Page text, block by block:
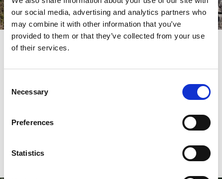
our social media, advertising and analytics partners who
may combine it with other information that you’ve
provided to them or that they’ve collected from your use
of their services.
Selection
Necessary
Preferences
Statistics
Farbenfrohe Designunterkunft
– Lådfabriken, Edshultshall
Schon bei Ihrer Ankunft werden Sie sehen, dass diese
Unterkunft auf wunderbare Weise aus der Reihe tanzt. Einst
individuell und kreativ eingerichtet.